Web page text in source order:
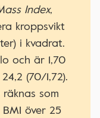
Index,
kroppsvikt
i kvadrat.
och är 1,70
(70/1,72).
som
över 25